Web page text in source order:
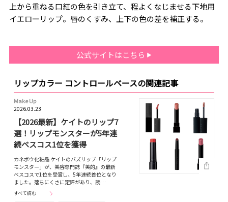
上から重ねる口紅の色を引き立て、程よくなじませる下地用
イエローリップ。唇のくすみ、上下の色の差を補正する。
公式サイトはこちら
リップカラー コントロールベースの関連記事
Make Up
2026.03.23
【2026最新】ケイトのリップ7
選！リップモンスターが5年連
続ベスコス1位を獲得
カネボウ化粧品 ケイトのバズリップ「リップ
モンスター」が、美容専門誌『美的』の最新
ベスコスで1位を受賞し、5年連続首位となり
ました。落ちにくさに定評があり、読…
すべて読む